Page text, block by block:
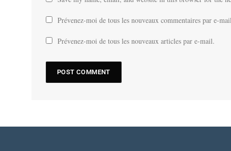
Prévenez-moi de tous les nouveaux commentaires par e-
Prévenez-moi de tous les nouveaux articles par e-mail.